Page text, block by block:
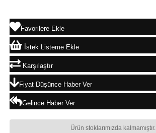
Favorilere Ekle
İstek Listeme Ekle
Karşılaştır
Fiyat Düşünce Haber Ver
Gelince Haber Ver
Ürün stoklarımızda kalmamıştır.